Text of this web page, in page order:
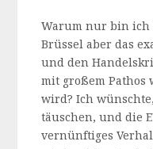
Warum nur bin ich
Brüssel aber das
und den
mit großem Pathos
wird? Ich
täuschen, und die
vernünftiges